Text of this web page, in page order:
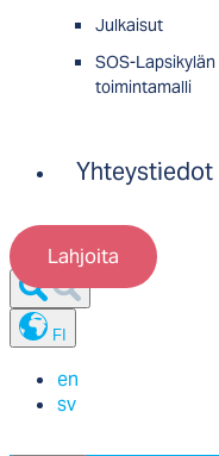
Julkaisut
SOS-
toimintamalli
Yhteystiedot
Lahjoita
FI
en
sv